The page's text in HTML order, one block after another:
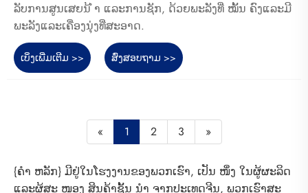
ລັບການສູນເສຍນ້ ຳ ແລະການຊັກ, ດ້ວຍພະລັງທີ່ ໝັ້ນ ຄົງແລະມີ
ພະລັງແລະເຄື່ອງນຸ່ງທີ່ສະອາດ.
ເບິ່ງເພີ່ມເຕີມ >> ສົ່ງສອບຖາມ >>
« 1 2 3 »
{ຄຳ ຫລັກ} ມີຢູ່ໃນໂຮງງານຂອງພວກເຮົາ, ເປັນ ໜຶ່ງ ໃນຜູ້ຜະລິດ
ແລະຜູ້ສະ ໜອງ ສິນຄ້າຊັ້ນ ນຳ ຈາກປະເທດຈີນ, ພວກເຮົາສະ